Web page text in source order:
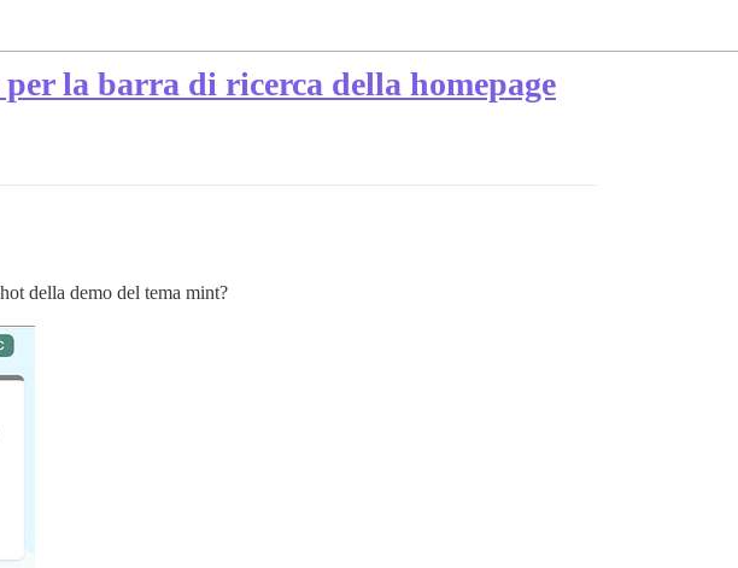
la barra di ricerca della homepage
della demo del tema mint?